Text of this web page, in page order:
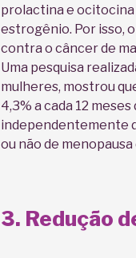
prolactina e ocitocina
estrogênio. Por isso,
contra o câncer de
Uma pesquisa
mulheres, mostrou
4,3% a cada 12
independentemente
ou não de
3. Redução